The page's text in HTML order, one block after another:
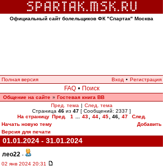
Официальный сайт болельщиков ФК "Спартак" Москва
Полная версия Вход • Регистрация
FAQ • Поиск
Общение на сайте » Гостевая книга ВВ
Пред. тема | След. тема
Страница 46 из 47 [ Сообщений: 2337 ]
На страницу Пред. 1 43 44 45 46, 47
След.
Начать новую тему
Добавить
Версия для печати
01.01.2024 - 31.01.2024
лео22 -
02 янв 2024 20:31